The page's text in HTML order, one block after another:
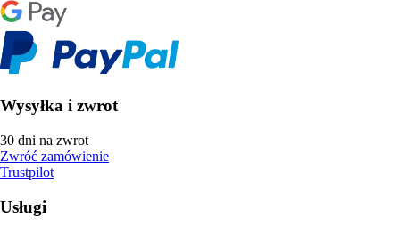
Wysyłka i zwrot
30 dni na zwrot
Zwróć zamówienie
Trustpilot
Usługi